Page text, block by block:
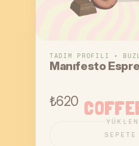
TADIM PROFILI •
Manıfesto
₺620